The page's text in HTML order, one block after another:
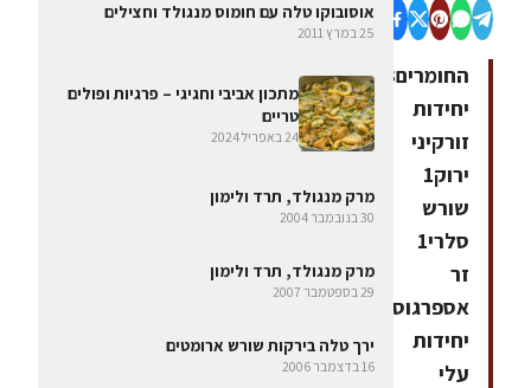
החומרים3
יחידות
זורקיני
ירוק1
שורש
סלרי1
זר
יחידות
עלי
אוסובוקו טלה עם חומוס מנגולד וחצילים
25 במרץ 2011
מתכון אביבי וחגיגי – פרגיות ופולים
טריים
24 באפריל 2024
מרק מנגולד, תרד ולימון
30 בנובמבר 2004
מרק מנגולד, תרד ולימון
29 בספטמבר 2007
ירך טלה בירקות שורש ארומטים
16 בדצמבר 2006